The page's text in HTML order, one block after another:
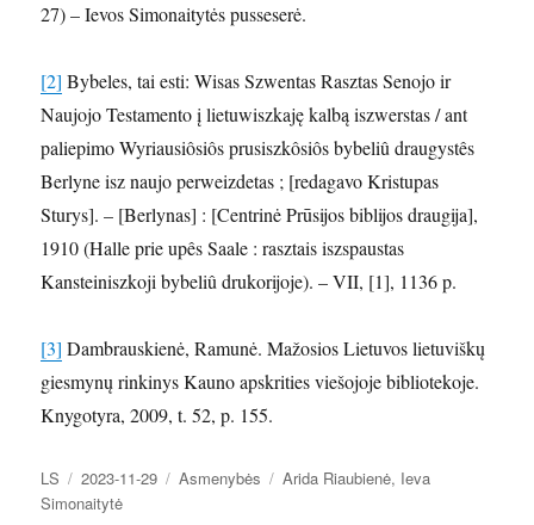
27) – Ievos Simonaitytės pusseserė.
[2] Bybeles, tai esti: Wisas Szwentas Rasztas Senojo ir
Naujojo Testamento į lietuwiszkaję kalbą iszwerstas / ant
paliepimo Wyriausiôsiôs prusiszkôsiôs bybeliû draugystês
Berlyne isz naujo perweizdetas ; [redagavo Kristupas
Sturys]. – [Berlynas] : [Centrinė Prūsijos biblijos draugija],
1910 (Halle prie upês Saale : rasztais iszspaustas
Kansteiniszkoji bybeliû drukorijoje). – VII, [1], 1136 p.
[3] Dambrauskienė, Ramunė. Mažosios Lietuvos lietuviškų
giesmynų rinkinys Kauno apskrities viešojoje bibliotekoje.
Knygotyra, 2009, t. 52, p. 155.
Autorius
LS Paskelbta
2023-11-29 Kategorijos
Asmenybės Žymos
Arida Riaubienė, Ieva
Simonaitytė